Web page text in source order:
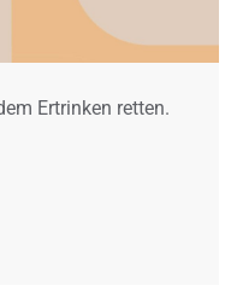
Ertrinken retten.